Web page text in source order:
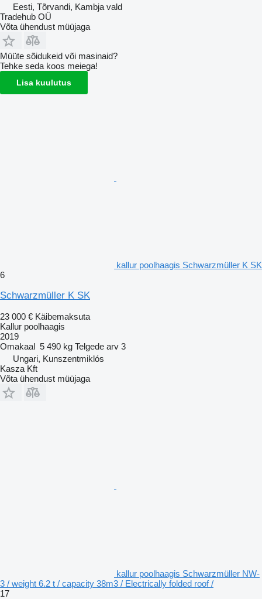
Eesti, Tõrvandi, Kambja vald
Tradehub OÜ
Võta ühendust müüjaga
Müüte sõidukeid või masinaid?
Tehke seda koos meiega!
Lisa kuulutus
kallur poolhaagis Schwarzmüller K SK
6
Schwarzmüller K SK
23 000 € Käibemaksuta
Kallur poolhaagis
2019
Omakaal 5 490 kg Telgede arv 3
Ungari, Kunszentmiklós
Kasza Kft
Võta ühendust müüjaga
kallur poolhaagis Schwarzmüller NW-
3 / weight 6.2 t / capacity 38m3 / Electrically folded roof /
17